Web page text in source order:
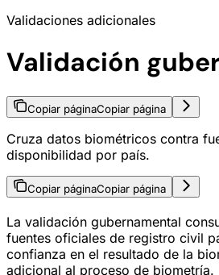
Validaciones adicionales
Validación
Copiar páginaCopiar página
Cruza datos biométricos contra
disponibilidad por país.
Copiar páginaCopiar página
La validación gubernamental
fuentes oficiales de registro civil
confianza en el resultado de la
adicional al proceso de biometría.